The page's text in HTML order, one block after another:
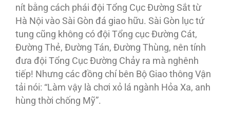
nít bằng cách phái đội Tổng Cục Ðường Sắt từ
Hà Nội vào Sài Gòn đá giao hữu. Sài Gòn lục tứ
tung cũng không có đội Tổng cục Ðường Cát,
Ðường Thẻ, Ðường Tán, Ðường Thùng, nên tính
đưa đội Tổng Cục Ðường Chảy ra mà nghênh
tiếp! Nhưng các đồng chí bên Bộ Giao thông Vận
tải nói: “Làm vậy là chơi xỏ lá ngành Hỏa Xa, anh
hùng thời chống Mỹ”.